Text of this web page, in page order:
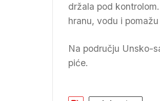
držala pod
hranu, vodu i
Na području Unsko-
piće.